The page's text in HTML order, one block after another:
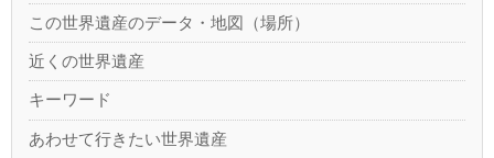
この世界遺産のデータ・地図（場所）
近くの世界遺産
キーワード
あわせて行きたい世界遺産